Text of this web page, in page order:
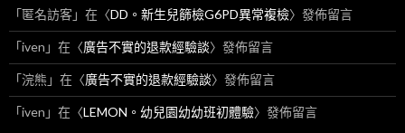
「匿名訪客」在〈DD。新生兒篩檢G6PD異常複檢〉發佈留言
「iven 」在〈廣告不實的退款經驗談〉發佈留言
「浣熊 」在〈廣告不實的退款經驗談〉發佈留言
「iven 」在〈LEMON。幼兒園幼幼班初體驗〉發佈留言